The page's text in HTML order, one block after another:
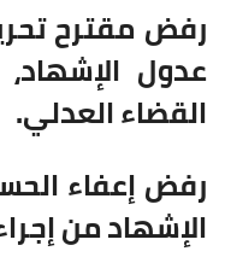
رفض مقترح
عدول
القضاء العدلي.
رفض إعفاء
الإشهاد من